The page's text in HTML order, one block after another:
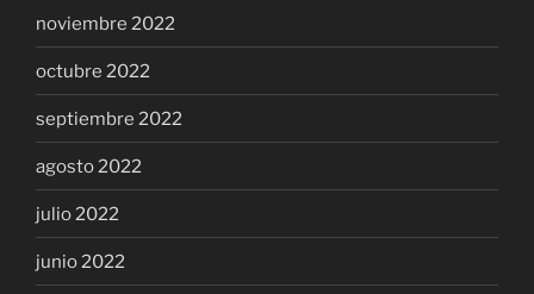
noviembre 2022
octubre 2022
septiembre 2022
agosto 2022
julio 2022
junio 2022